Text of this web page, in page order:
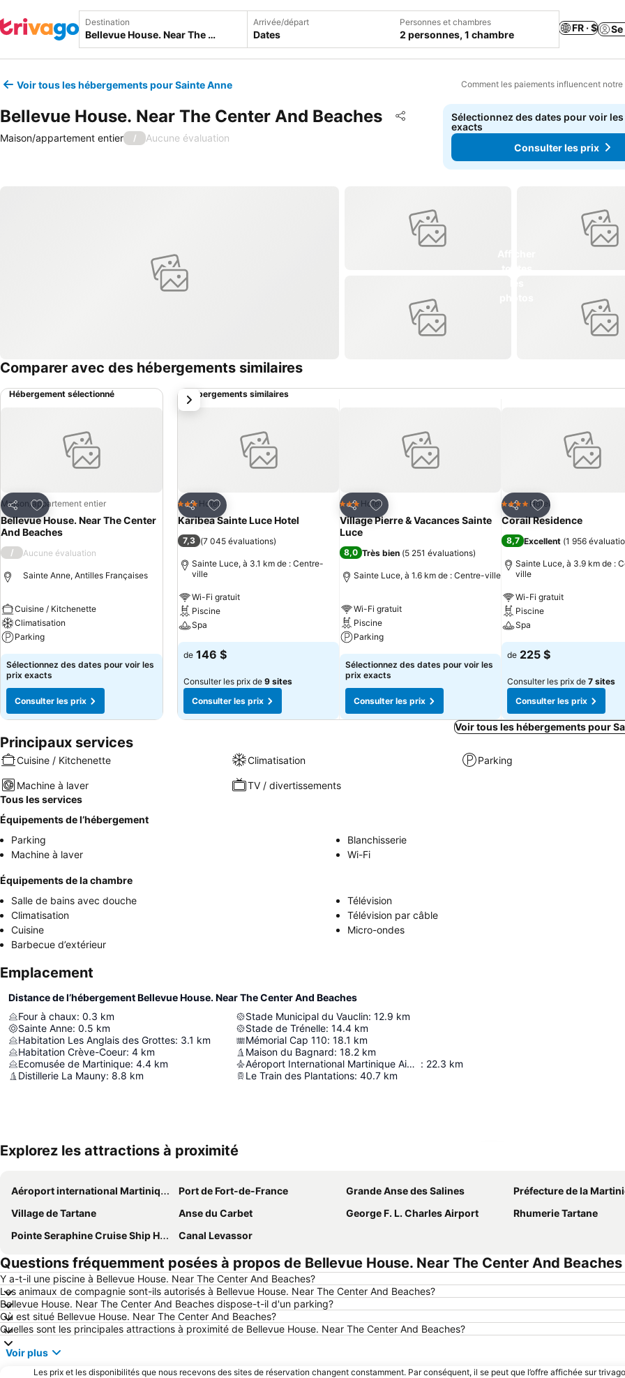
Destination Arrivée/départ
Dates
Personnes et chambres
2 personnes, 1 chambre
FR · $
Voir tous les hébergements pour Sainte Anne Comment les paiements influencent
Bellevue House. Near The Center And Beaches Partager
Ajouter à mes favoris
Maison/appartement entier / Aucune évaluation
Sélectionnez des dates pour voir
exacts
Consulter les prix
Comparer avec des hébergements similaires
Hébergement sélectionné
Partager
Ajouter à mes favoris
Maison/appartement entier
Bellevue House. Near The Center
And Beaches
/ Aucune évaluation
Sainte Anne, Antilles Françaises
Cuisine / Kitchenette
Climatisation
Parking
Sélectionnez des dates pour voir les
prix exacts
Consulter les prix
Hébergements similaires
Partager
Ajouter à mes favoris
3 ÉtoilesHotel
Karibea Sainte Luce Hotel
7,3 (7 045 évaluations)
Sainte Luce, à 3.1 km de : Centre-
ville
Wi-Fi gratuit
Piscine
Spa
de 146 $
Consulter les prix de 9 sites
Consulter les prix
Partager
Ajouter à mes favoris
3 ÉtoilesHotel
Village Pierre & Vacances Sainte
Luce
8,0 Très bien (5 251 évaluations)
Sainte Luce, à 1.6 km de : Centre-ville
Wi-Fi gratuit
Piscine
Parking
Sélectionnez des dates pour voir les
prix exacts
Consulter les prix
Partager
Ajouter à mes
4 ÉtoilesHotel
Corail Residence
8,7 Excellent (1 956
Sainte Luce, à 3.9 km de :
ville
Wi-Fi gratuit
Piscine
Spa
de 225 $
Consulter les prix de 7 sites
Consulter les prix
suivant
Voir tous les hébergements pour
Principaux services
Cuisine / Kitchenette Climatisation Parking
Machine à laver
TV / divertissements
Tous les services
Équipements de l’hébergement
Parking
Blanchisserie
Machine à laver
Wi-Fi
Équipements de la chambre
Salle de bains avec douche
Télévision
Climatisation
Télévision par câble
Cuisine
Micro-ondes
Barbecue d’extérieur
Emplacement
Distance de l’hébergement Bellevue House. Near The Center And Beaches
Four à chaux: 0.3 km
Sainte Anne: 0.5 km
Habitation Les Anglais des Grottes: 3.1 km
Habitation Crève-Coeur: 4 km
Ecomusée de Martinique: 4.4 km
Distillerie La Mauny: 8.8 km
Stade Municipal du Vauclin: 12.9 km
Stade de Trénelle: 14.4 km
Mémorial Cap 110: 18.1 km
Maison du Bagnard: 18.2 km
Aéroport International Martinique Aimé Césaire : 22.3 km
Le Train des Plantations: 40.7 km
Explorez les attractions à proximité
Aéroport international Martinique Aimé Césaire Port de Fort-de-France Grande Anse des Salines
Préfecture de la
Village de Tartane
Anse du Carbet George F. L. Charles Airport
Rhumerie Tartane
Pointe Seraphine Cruise Ship Harbour
Canal Levassor
Questions fréquemment posées à propos de Bellevue House. Near The Center And Beaches
Y a-t-il une piscine à Bellevue House. Near The Center And Beaches?
Les animaux de compagnie sont-ils autorisés à Bellevue House. Near The Center And Beaches?
Bellevue House. Near The Center And Beaches dispose-t-il d'un parking?
Où est situé Bellevue House. Near The Center And Beaches?
Quelles sont les principales attractions à proximité de Bellevue House. Near The Center And Beaches?
Voir plus
Les prix et les disponibilités que nous recevons des sites de réservation changent constamment. Par conséquent, il se peut que l’offre affichée sur